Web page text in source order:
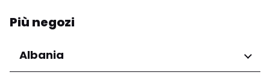
Più negozi
Albania